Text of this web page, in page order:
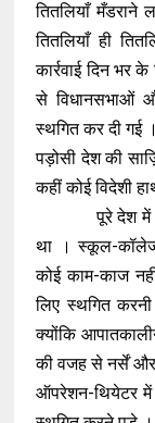
तितलियाँ
तितलियाँ ही
कार्रवाई दिन भर
से विधानसभाओं
स्थगित कर दी गई
पड़ोसी देश की
कहीं कोई विदेशी
पूरे देश में
था । स्कूल-कॉलेज
कोई काम-काज
लिए स्थगित
क्योंकि
की वजह से नर्सें और
ऑपरेशन-थियेटर में